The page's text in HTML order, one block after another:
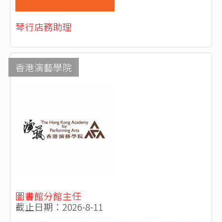
琴行店務助理
香港演藝學院
圖書館分館主任
截止日期：2026-8-11